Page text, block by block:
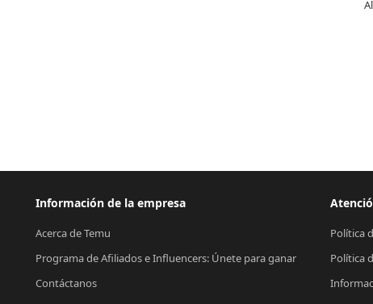
Información de la empresa
Acerca de Temu
Programa de Afiliados e Influencers: Únete para ganar
Contáctanos
Política
Política